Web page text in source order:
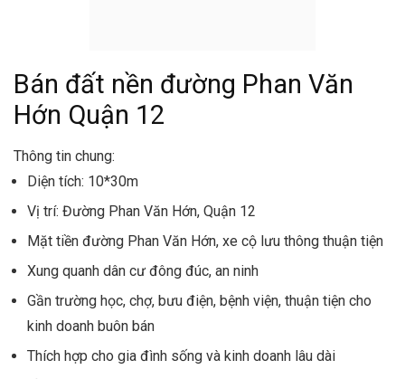
Bán đất nền đường Phan Văn
Hớn Quận 12
Thông tin chung:
Diện tích: 10*30m
Vị trí: Đường Phan Văn Hớn, Quận 12
Mặt tiền đường Phan Văn Hớn, xe cộ lưu thông thuận tiện
Xung quanh dân cư đông đúc, an ninh
Gần trường học, chợ, bưu điện, bệnh viện, thuận tiện cho
kinh doanh buôn bán
Thích hợp cho gia đình sống và kinh doanh lâu dài